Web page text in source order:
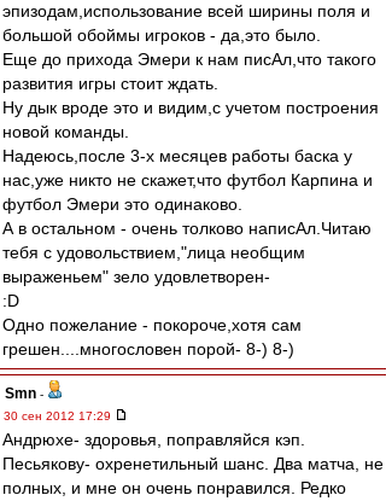
эпизодам,использование всей ширины поля и
большой обоймы игроков - да,это было.
Еще до прихода Эмери к нам писАл,что такого
развития игры стоит ждать.
Ну дык вроде это и видим,с учетом построения
новой команды.
Надеюсь,после 3-х месяцев работы баска у
нас,уже никто не скажет,что футбол Карпина и
футбол Эмери это одинаково.
А в остальном - очень толково написАл.Читаю
тебя с удовольствием,"лица необщим
выраженьем" зело удовлетворен-
:D
Одно пожелание - покороче,хотя сам
грешен....многословен порой- 8-) 8-)
Smn -
30 сен 2012 17:29
Андрюхе- здоровья, поправляйся кэп.
Песьякову- охренетильный шанс. Два матча, не
полных, и мне он очень понравился. Редко